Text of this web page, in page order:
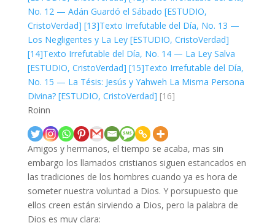
No. 12 — Adán Guardó el Sábado [ESTUDIO,
CristoVerdad] [13]Texto Irrefutable del Día, No. 13 —
Los Negligentes y La Ley [ESTUDIO, CristoVerdad]
[14]Texto Irrefutable del Día, No. 14 — La Ley Salva
[ESTUDIO, CristoVerdad] [15]Texto Irrefutable del Día,
No. 15 — La Tésis: Jesús y Yahweh La Misma Persona
Divina? [ESTUDIO, CristoVerdad] [16]
Roinn
Amigos y hermanos, el tiempo se acaba, mas sin
embargo los llamados cristianos siguen estancados en
las tradiciones de los hombres cuando ya es hora de
someter nuestra voluntad a Dios. Y porsupuesto que
ellos creen están sirviendo a Dios, pero la palabra de
Dios es muy clara: